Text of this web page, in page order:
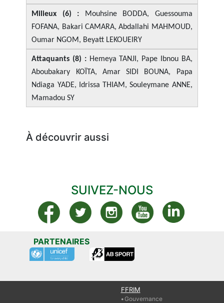
Milieux (6) : Mouhsine BODDA, Guessouma
FOFANA, Bakari CAMARA, Abdallahi MAHMOUD,
Oumar NGOM, Beyatt LEKOUEIRY
Attaquants (8) :Hemeya TANJI, Pape Ibnou BA,
Aboubakary KOÏTA, Amar SIDI BOUNA, Papa
Ndiaga YADE, Idrissa THIAM, Souleymane ANNE,
Mamadou SY
À découvrir aussi
SUIVEZ-NOUS
PARTENAIRES
FFRIM
Gouvernance